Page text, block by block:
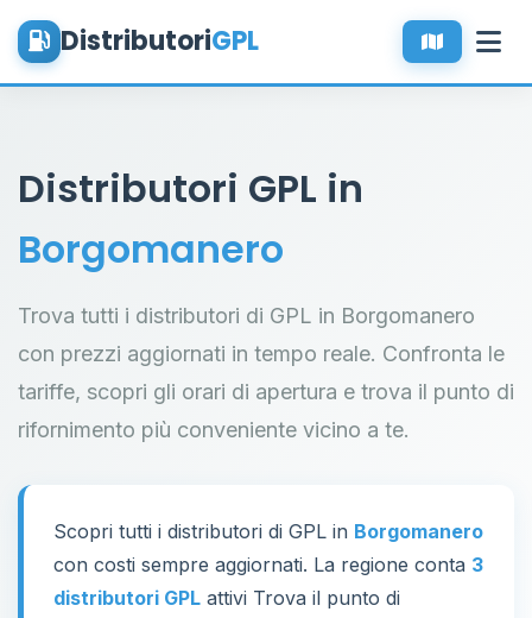
DistributoriGPL
Distributori GPL in
Borgomanero
Trova tutti i distributori di GPL in Borgomanero
con prezzi aggiornati in tempo reale. Confronta le
tariffe, scopri gli orari di apertura e trova il punto di
rifornimento più conveniente vicino a te.
Scopri tutti i distributori di GPL in Borgomanero
con costi sempre aggiornati. La regione conta 3
distributori GPL attivi Trova il punto di